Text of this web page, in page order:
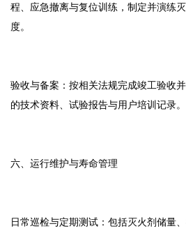
程、应急撤离与复位训练，制定并演练
度。
验收与备案：按相关法规完成竣工验收
的技术资料、试验报告与用户培训记录。
六、运行维护与寿命管理
日常巡检与定期测试：包括灭火剂储量